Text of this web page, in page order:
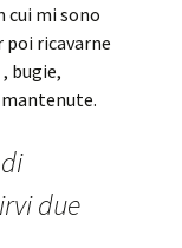
cui mi sono
ricavarne
bugie,
due